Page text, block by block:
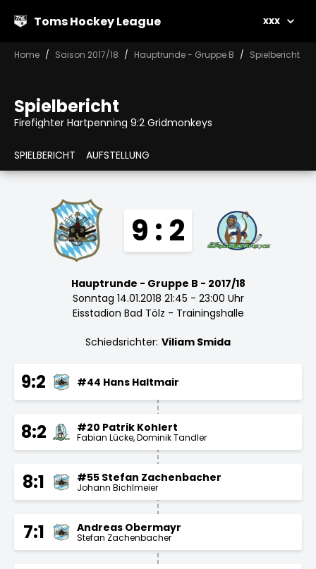
Toms Hockey League xxx
Home Saison 2017/18 Hauptrunde - Gruppe B Spielbericht
Spielbericht
Firefighter Hartpenning 9:2 Gridmonkeys
SPIELBERICHT AUFSTELLUNG
9 : 2
Hauptrunde - Gruppe B - 2017/18
Sonntag 14.01.2018 21:45 - 23:00 Uhr
Eisstadion Bad Tölz - Trainingshalle
Schiedsrichter: Viliam Smida
9:2 #44 Hans Haltmair
8:2 #20 Patrik Kohlert
Fabian Lücke Dominik Tandler
8:1 #55 Stefan Zachenbacher
Johann Bichlmeier
7:1 Andreas Obermayr
Stefan Zachenbacher